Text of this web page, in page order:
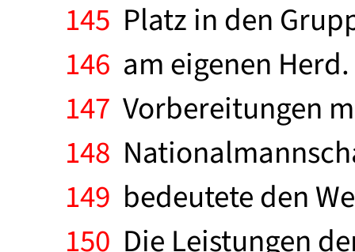
145 Platz in den
146 am eigenen
147 Vorbereitungen
148
149 bedeutete den
150 Die Leistungen